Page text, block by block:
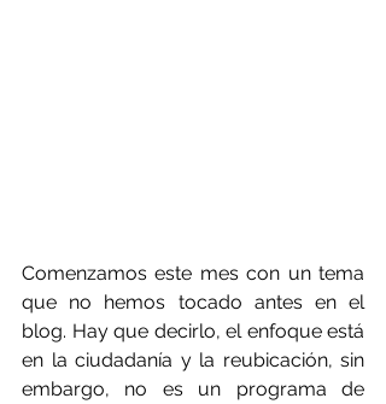
Comenzamos este mes con un tema
que no hemos tocado antes en el
blog. Hay que decirlo, el enfoque está
en la ciudadanía y la reubicación, sin
embargo, no es un programa de